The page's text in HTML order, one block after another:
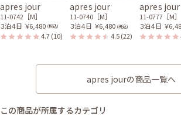
apres jour
11-0742［M］
３泊４日 ￥6,480 (税込)
4.7(10)
apres jour
11-0740［M］
３泊４日 ￥6,480 (税込)
4.5(22)
apres jour
11-0777［M］
３泊４日 ￥
apres jourの商品一覧へ
この商品が所属するカテゴリ